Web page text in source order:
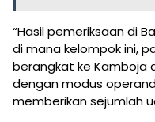
“Hasil pemeriksaan di
di mana kelompok ini,
berangkat ke Kamboja
dengan modus
memberikan sejumlah